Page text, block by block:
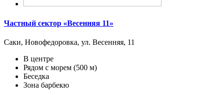
Частный сектор «Весенняя 11»
Саки, Новофедоровка, ул. Весенняя, 11
В центре
Рядом с морем (500 м)
Беседка
Зона барбекю